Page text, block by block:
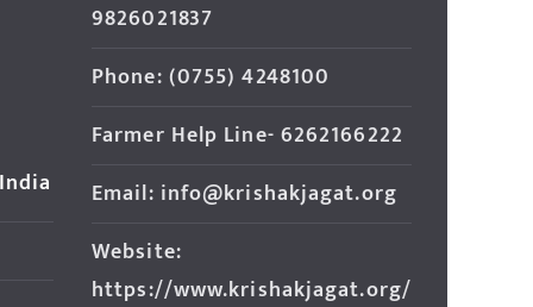
9826021837
Phone: (0755) 4248100
Farmer Help Line- 6262166222
Email: info@krishakjagat.org
Website:
https://www.krishakjagat.org/